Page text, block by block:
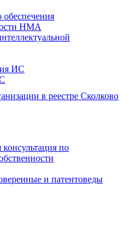
НМА
ИС
в реестре Сколково
по
и патентоведы